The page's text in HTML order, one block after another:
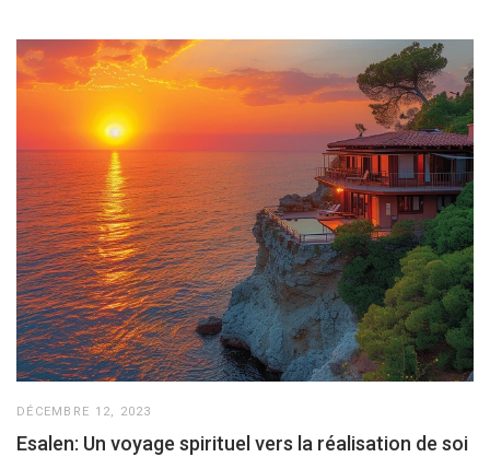
DÉCEMBRE 12, 2023
Esalen: Un voyage spirituel vers la réalisation de soi